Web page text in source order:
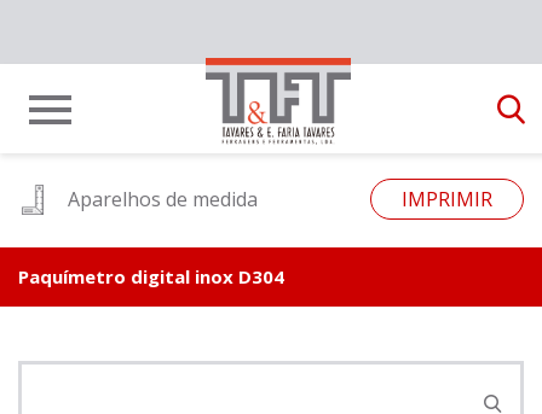
Aparelhos de medida IMPRIMIR
Paquímetro digital inox D304